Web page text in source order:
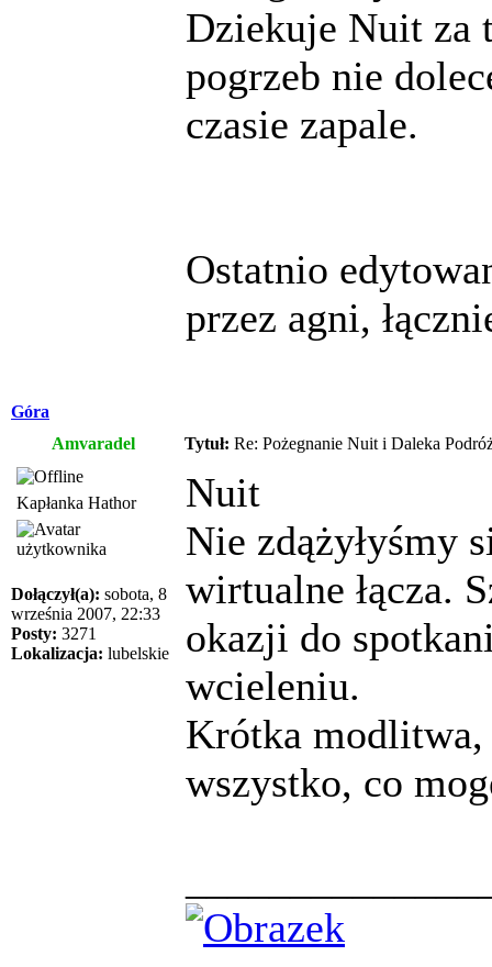
Dziekuje Nuit za
pogrzeb nie
czasie zapale.
Ostatnio
przez agni,
Góra
Amvaradel
Tytuł: Re: Pożegnanie Nuit i Daleka
Kapłanka Hathor
Dołączył(a): sobota, 8
września 2007, 22:33
Posty: 3271
Lokalizacja: lubelskie
Nuit
Nie zdążyłyśmy
wirtualne łącza.
okazji do
wcieleniu.
Krótka
wszystko, co